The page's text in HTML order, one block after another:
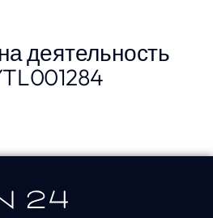
деятельность